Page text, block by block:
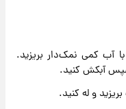
آب کمی نمک‌دار بریزید.